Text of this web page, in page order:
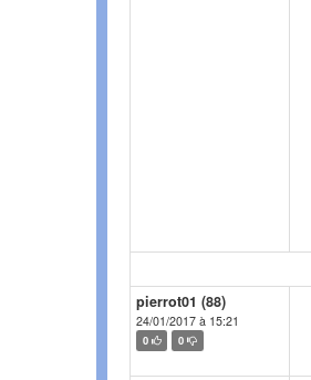
pierrot01 (88)
24/01/2017 à 15:21
0 0